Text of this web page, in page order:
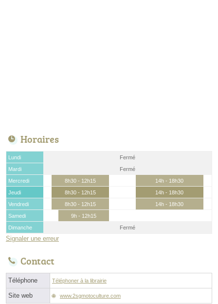
Horaires
Lundi
Fermé
Mardi
Fermé
Mercredi
8h30 - 12h15
14h - 18h30
Jeudi
8h30 - 12h15
14h - 18h30
Vendredi
8h30 - 12h15
14h - 18h30
Samedi
9h - 12h15
Dimanche
Fermé
Signaler une erreur
Contact
Téléphone Téléphoner à la librairie
Site web www.2sgmotoculture.com